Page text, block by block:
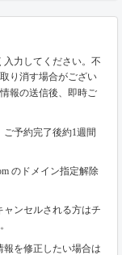
力してください。不
り消す場合がござい
報の送信後、即時ご
予約完了後約1週間
のドメイン指定解除
ンセルされる方はチ
を修正したい場合は